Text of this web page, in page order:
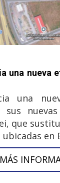
una nueva
una
que
en
MÁS